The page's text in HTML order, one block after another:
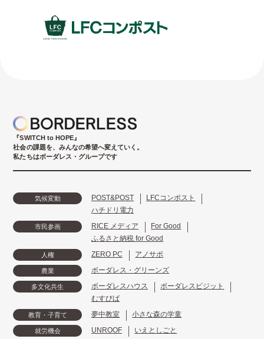
『SWITCH to HOPE』
社会の課題を、みんなの希望へ変えていく。
私たちはボーダレス・グループです
気候変動 POST&POST
LFCコンポスト
ハチドリ電力
市民参画 RICE メディア
For Good
ふるさと納税 for Good
人権 ZERO PC アノサポ
農業 ボーダレス・グリーンズ
多文化共生 ボーダレスハウス
ボーダレスビジット
むすびば
教育・子育て 夢中教室 小さな森の学童
就労機会 UNROOF いえとしごと